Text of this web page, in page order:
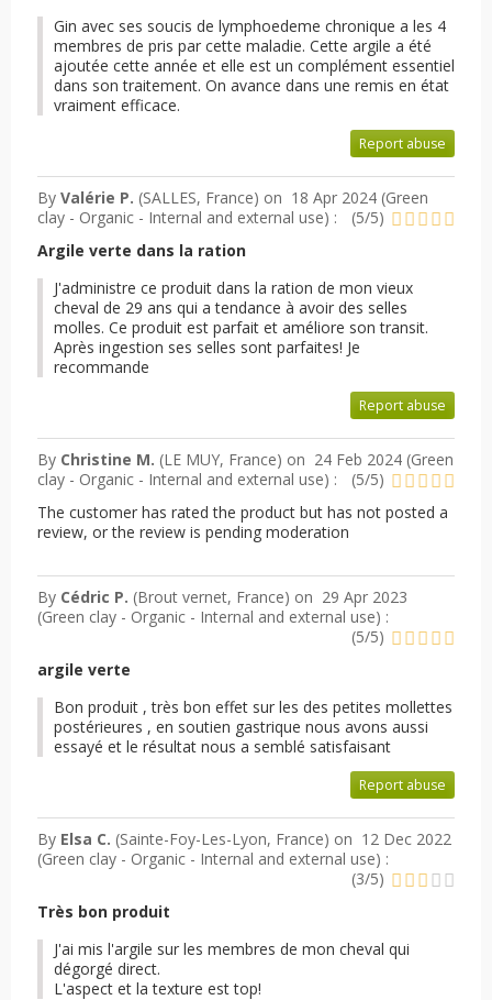
Gin avec ses soucis de lymphoedeme chronique a les 4
membres de pris par cette maladie. Cette argile a été
ajoutée cette année et elle est un complément essentiel
dans son traitement. On avance dans une remis en état
vraiment efficace.
Report abuse
By Valérie P. (SALLES, France) on 18 Apr 2024 (Green
clay - Organic - Internal and external use) : (5/5)
Argile verte dans la ration
J'administre ce produit dans la ration de mon vieux
cheval de 29 ans qui a tendance à avoir des selles
molles. Ce produit est parfait et améliore son transit.
Après ingestion ses selles sont parfaites! Je
recommande
Report abuse
By Christine M. (LE MUY, France) on 24 Feb 2024 (Green
clay - Organic - Internal and external use) : (5/5)
The customer has rated the product but has not posted a
review, or the review is pending moderation
By Cédric P. (Brout vernet, France) on 29 Apr 2023
(Green clay - Organic - Internal and external use) :
(5/5)
argile verte
Bon produit , très bon effet sur les des petites mollettes
postérieures , en soutien gastrique nous avons aussi
essayé et le résultat nous a semblé satisfaisant
Report abuse
By Elsa C. (Sainte-Foy-Les-Lyon, France) on 12 Dec 2022
(Green clay - Organic - Internal and external use) :
(3/5)
Très bon produit
J'ai mis l'argile sur les membres de mon cheval qui
dégorgé direct.
L'aspect et la texture est top!